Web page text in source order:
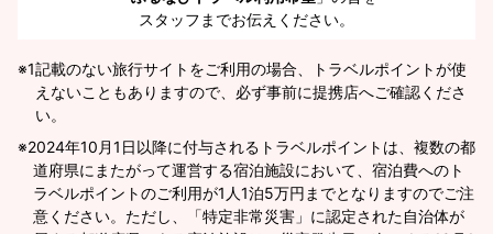
スタッフまでお伝えください。
※1記載のない旅行サイトをご利用の場合、トラベルポイントが使
えないこともありますので、必ず事前に提携店へご確認くださ
い。
2024年10月1日以降に付与されるトラベルポイントは、複数の都
道府県にまたがって運営する宿泊施設において、宿泊費へのト
ラベルポイントのご利用が1人1泊5万円までとなりますのでご注
意ください。ただし、「特定非常災害」に認定された自治体が